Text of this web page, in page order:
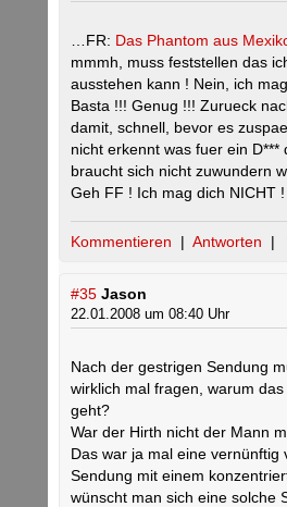
…FR: Das Phantom aus
mmmh, muss feststellen das
ausstehen kann ! Nein, ich
Basta !!! Genug !!! Zurueck
damit, schnell, bevor es
nicht erkennt was fuer ein D***
braucht sich nicht zuwundern
Geh FF ! Ich mag dich NICHT !
Kommentieren | Antworten |
#35 Jason
22.01.2008 um 08:40 Uhr
Nach der gestrigen Sendung
wirklich mal fragen, warum
geht?
War der Hirth nicht der Mann
Das war ja mal eine vernünftig
Sendung mit einem
wünscht man sich eine solche